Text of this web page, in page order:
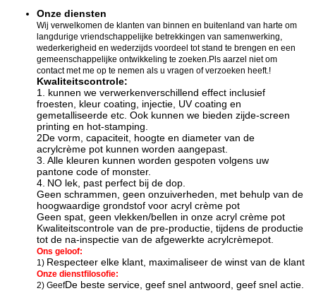
Onze diensten
Wij verwelkomen de klanten van binnen en buitenland van harte om
langdurige vriendschappelijke betrekkingen van samenwerking,
wederkerigheid en wederzijds voordeel tot stand te brengen en een
gemeenschappelijke ontwikkeling te zoeken.Pls aarzel niet om
contact met me op te nemen als u vragen of verzoeken heeft.!
Kwaliteitscontrole:
1. kunnen we verwerkenverschillend effect inclusief
froesten, kleur coating, injectie, UV coating en
gemetalliseerde etc. Ook kunnen we bieden zijde-screen
printing en hot-stamping.
2De vorm, capaciteit, hoogte en diameter van de
acrylcrème pot kunnen worden aangepast.
3. Alle kleuren kunnen worden gespoten volgens uw
pantone code of monster.
4. NO lek, past perfect bij de dop.
Geen schrammen, geen onzuiverheden, met behulp van de
hoogwaardige grondstof voor acryl crème pot
Geen spat, geen vlekken/bellen in onze acryl crème pot
Kwaliteitscontrole van de pre-productie, tijdens de productie
tot de na-inspectie van de afgewerkte acrylcrèmepot.
Ons geloof:
1) Respecteer elke klant, maximaliseer de winst van de klant
Onze dienstfilosofie:
2) GeefDe beste service, geef snel antwoord, geef snel actie.